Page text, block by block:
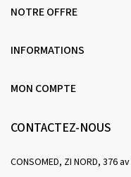
NOTRE OFFRE
INFORMATIONS
MON COMPTE
CONTACTEZ-NOUS
CONSOMED, ZI NORD, 376